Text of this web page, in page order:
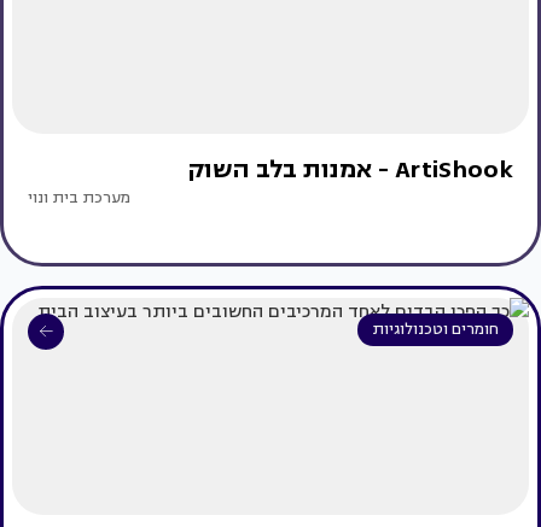
ArtiShook - אמנות בלב השוק
מערכת בית ונוי
חומרים וטכנולוגיות